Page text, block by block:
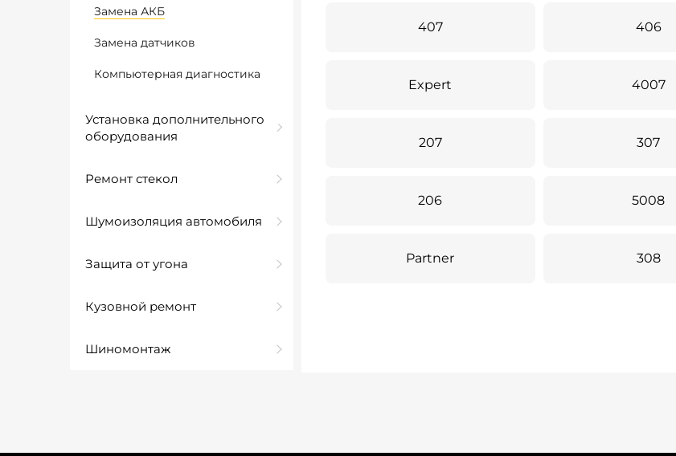
Замена АКБ
Замена датчиков
Компьютерная диагностика
Установка дополнительного
оборудования
Ремонт стекол
Шумоизоляция автомобиля
Защита от угона
Кузовной ремонт
Шиномонтаж
407 406
Expert 4007
207 307
206 5008
Partner 308